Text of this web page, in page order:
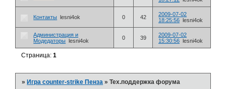
Контакты lesni4ok 0 42
2009-07-02
18:25:56
lesni4ok
Администрация и
Модедаторы
lesni4ok 0 39
2009-07-02
15:30:56
lesni4ok
Страница:1
»Игра counter-strike Пенза »Тех.поддержка форума